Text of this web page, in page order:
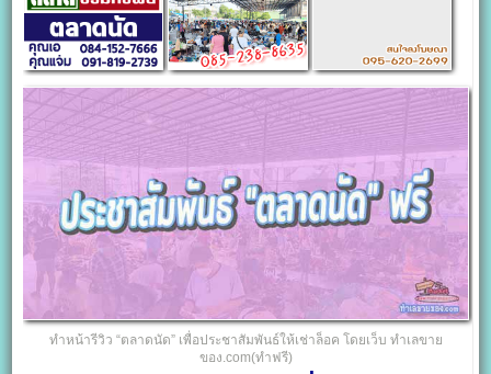
ทำหน้ารีวิว “ตลาดนัด” เพื่อประชาสัมพันธ์ให้เช่าล็อค โดยเว็บ ทำเลขาย
ของ.com(ทำฟรี)